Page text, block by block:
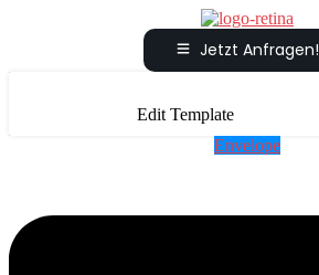
Jetzt Anfragen!
Edit Template
Envelope